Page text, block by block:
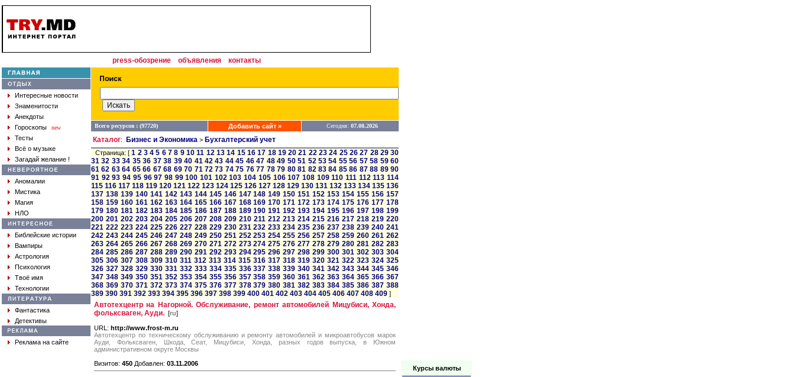
Курсы валюты
press-обозрение объявления контакты
Интересные новости
Знаменитости
Анекдоты
Гороскопы
new
Тесты
Всё о музыке
Загадай желание !
Аномалии
Мистика
Магия
НЛО
Библейские истории
Вампиры
Астрология
Психология
Твоё имя
Технологии
Фантастика
Детективы
Реклама на сайте
Всего ресурсов : (97720) Добавить сайт » Сегодня: 07.08.2026
Каталог: Бизнес и Экономика > Бухгалтерский учет
Страница: [1 2 3 4 5 6 7 8 9 10 11 12 13 14 15 16 17 18 19 20 21 22 23 24 25 26 27 28 29 30
31 32 33 34 35 36 37 38 39 40 41 42 43 44 45 46 47 48 49 50 51 52 53 54 55 56 57 58 59 60
61 62 63 64 65 66 67 68 69 70 71 72 73 74 75 76 77 78 79 80 81 82 83 84 85 86 87 88 89 90
91 92 93 94 95 96 97 98 99 100 101 102 103 104 105 106 107 108 109 110 111 112 113 114
115 116 117 118 119 120 121 122 123 124 125 126 127 128 129 130 131 132 133 134 135 136
137 138 139 140 141 142 143 144 145 146 147 148 149 150 151 152 153 154 155 156 157
158 159 160 161 162 163 164 165 166 167 168 169 170 171 172 173 174 175 176 177 178
179 180 181 182 183 184 185 186 187 188 189 190 191 192 193 194 195 196 197 198 199
200 201 202 203 204 205 206 207 208 209 210 211 212 213 214 215 216 217 218 219 220
221 222 223 224 225 226 227 228 229 230 231 232 233 234 235 236 237 238 239 240 241
242 243 244 245 246 247 248 249 250 251 252 253 254 255 256 257 258 259 260 261 262
263 264 265 266 267 268 269 270 271 272 273 274 275 276 277 278 279 280 281 282 283
284 285 286 287 288 289 290 291 292 293 294 295 296 297 298 299 300 301 302 303 304
305 306 307 308 309 310 311 312 313 314 315 316 317 318 319 320 321 322 323 324 325
326 327 328 329 330 331 332 333 334 335 336 337 338 339 340 341 342 343 344 345 346
347 348 349 350 351 352 353 354 355 356 357 358 359 360 361 362 363 364 365 366 367
368 369 370 371 372 373 374 375 376 377 378 379 380 381 382 383 384 385 386 387 388
389 390 391 392 393 394 395 396 397 398 399 400 401 402 403 404 405 406 407 408 409 ]
Автотехцентр на Нагорной. Обслуживание, ремонт автомобилей Мицубиси, Хонда,
фольксваген, Ауди. [ru]
URL: http://www.frost-m.ru
Автотехцентр по техническому обслуживанию и ремонту автомобилей и микроавтобусов марок
Ауди, Фольксваген, Шкода, Сеат, Мицубиси, Хонда, разных годов выпуска, в Южном
административном округе Москвы
Визитов: 450 Добавлен: 03.11.2006